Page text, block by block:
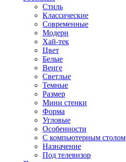
Стиль
Классические
Современные
Модерн
Хай-тек
Цвет
Белые
Венге
Светлые
Темные
Размер
Мини стенки
Форма
Угловые
Особенности
С компьютерным столом
Назначение
Под телевизор